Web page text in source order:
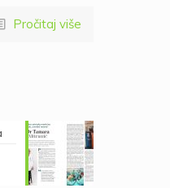
Pročitaj više